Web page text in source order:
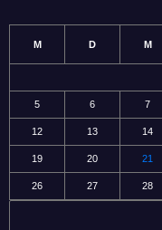
M D M
5 6 7
12 13 14
19 20 21
26 27 28